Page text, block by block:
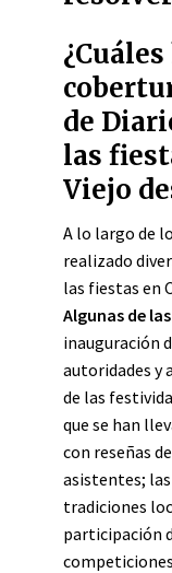
de
las
Viejo
A lo largo de
realizado
las fiestas en
Algunas de
inauguración
autoridades y
de las
que se han
con reseñas
asistentes;
tradiciones
participación